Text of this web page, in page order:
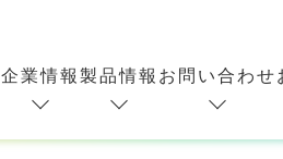
企業情報 製品情報 お問い合わせ